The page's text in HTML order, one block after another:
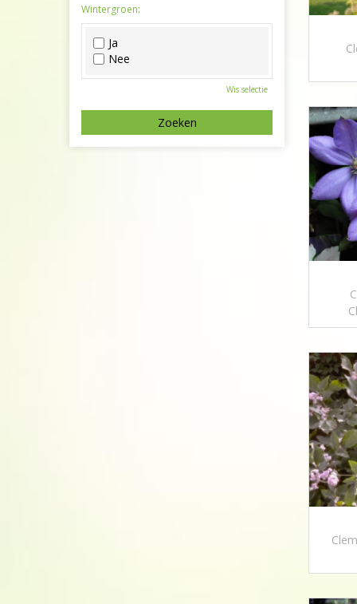
Roze
Wit
Zwart
Wintergroen:
Ja
Nee
Wis selectie